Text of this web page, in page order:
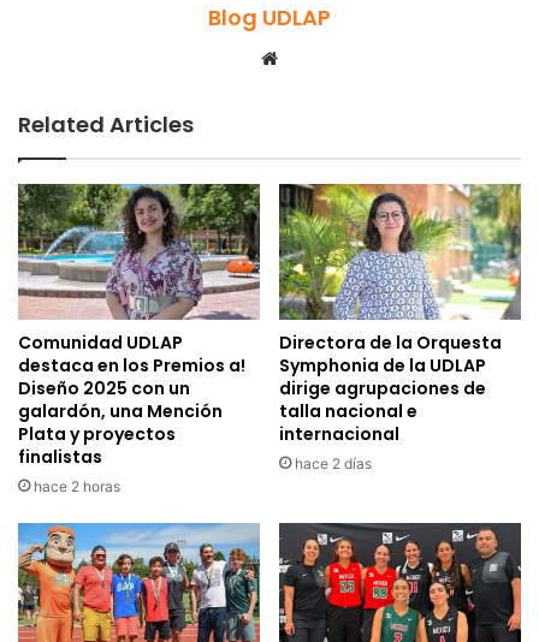
Blog UDLAP
Related Articles
Comunidad UDLAP
destaca en los Premios a!
Diseño 2025 con un
galardón, una Mención
Plata y proyectos
finalistas
hace 2 horas
Directora de la Orquesta
Symphonia de la UDLAP
dirige agrupaciones de
talla nacional e
internacional
hace 2 días